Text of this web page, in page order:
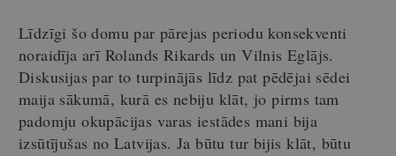
Līdzīgi šo domu par pārejas periodu konsekventi
noraidīja arī Rolands Rikards un Vilnis Eglājs.
Diskusijas par to turpinājās līdz pat pēdējai sēdei
maija sākumā, kurā es nebiju klāt, jo pirms tam
padomju okupācijas varas iestādes mani bija
izsūtījušas no Latvijas. Ja būtu tur bijis klāt, būtu